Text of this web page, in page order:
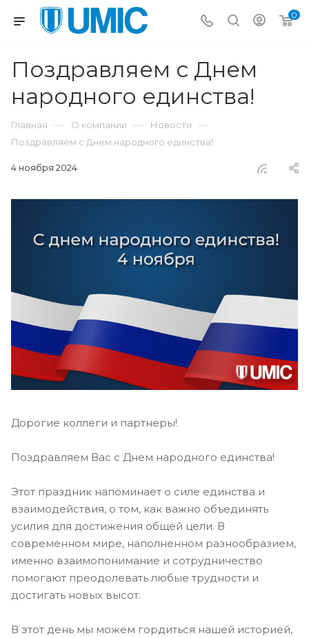
0
Поздравляем с Днем
народного единства!
Главная — О компании — Новости —
Поздравляем с Днем народного единства!
4 ноября 2024
Дорогие коллеги и партнеры!
Поздравляем Вас с Днем народного единства!
Этот праздник напоминает о силе единства и
взаимодействия, о том, как важно объединять
усилия для достижения общей цели. В
современном мире, наполненном разнообразием,
именно взаимопонимание и сотрудничество
помогают преодолевать любые трудности и
достигать новых высот.
В этот день мы можем гордиться нашей историей,